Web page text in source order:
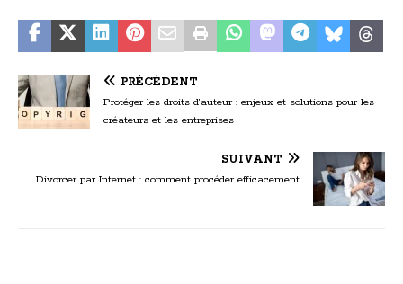
PRÉCÉDENT
Protéger les droits d’auteur : enjeux et solutions pour les
créateurs et les entreprises
SUIVANT
Divorcer par Internet : comment procéder efficacement